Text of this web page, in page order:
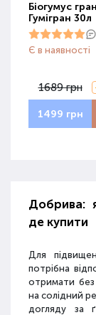
Біогумус
Гумігран 30л
Є в наявності
1689 грн
1499 грн
Добрива:
де купити
Для
потрібна
отримати
на солідний
догляду за